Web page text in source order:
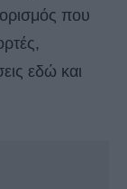
που
εδώ και